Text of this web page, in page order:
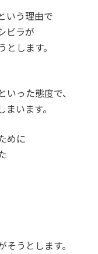
いう理由で
ビラが
します。
った態度で、
います。
めに
うとします。